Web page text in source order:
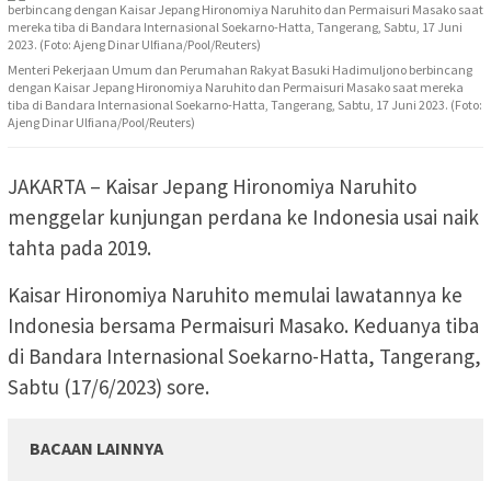
Menteri Pekerjaan Umum dan Perumahan Rakyat Basuki Hadimuljono berbincang
dengan Kaisar Jepang Hironomiya Naruhito dan Permaisuri Masako saat mereka
tiba di Bandara Internasional Soekarno-Hatta, Tangerang, Sabtu, 17 Juni 2023. (Foto:
Ajeng Dinar Ulfiana/Pool/Reuters)
JAKARTA – Kaisar Jepang Hironomiya Naruhito
menggelar kunjungan perdana ke Indonesia usai naik
tahta pada 2019.
Kaisar Hironomiya Naruhito memulai lawatannya ke
Indonesia bersama Permaisuri Masako. Keduanya tiba
di Bandara Internasional Soekarno-Hatta, Tangerang,
Sabtu (17/6/2023) sore.
BACAAN LAINNYA